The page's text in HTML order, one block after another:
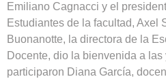
Emiliano Cagnacci y el
Estudiantes de la facultad, Axel
Buonanotte, la directora de la
Docente, dio la bienvenida a
participaron Diana García,